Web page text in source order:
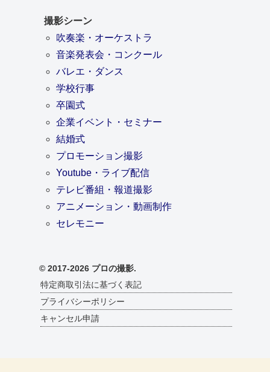
撮影シーン
吹奏楽・オーケストラ
音楽発表会・コンクール
バレエ・ダンス
学校行事
卒園式
企業イベント・セミナー
結婚式
プロモーション撮影
Youtube・ライブ配信
テレビ番組・報道撮影
アニメーション・動画制作
セレモニー
© 2017-2026 プロの撮影.
特定商取引法に基づく表記
プライバシーポリシー
キャンセル申請